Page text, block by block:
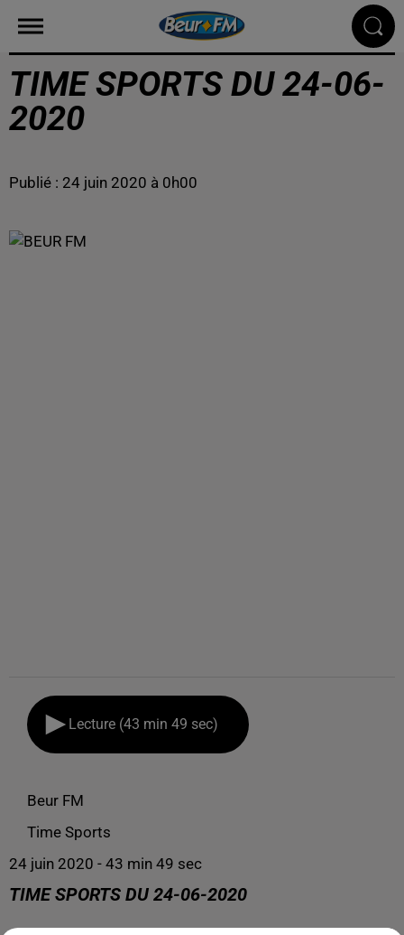
TIME SPORTS DU 24-06-
2020
Publié : 24 juin 2020 à 0h00
Lecture (43 min 49 sec)
Beur FM
Time Sports
24 juin 2020 - 43 min 49 sec
TIME SPORTS DU 24-06-2020